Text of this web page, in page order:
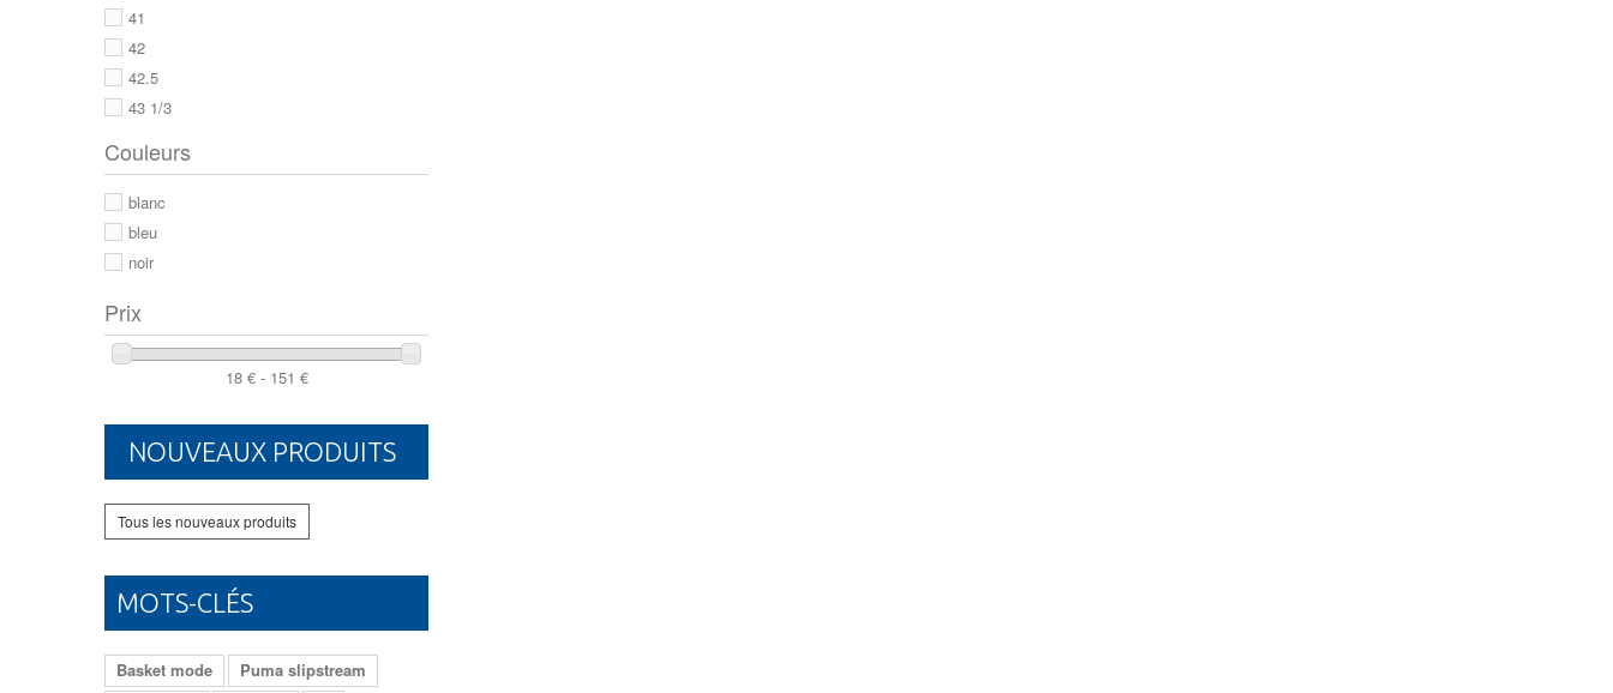
41
42
42.5
43 1/3
44
44 2/3
46
Couleurs
blanc
bleu
noir
Prix
18 € - 151 €
NOUVEAUX PRODUITS
Tous les nouveaux produits
MOTS-CLÉS
Basket mode
Puma slipstream